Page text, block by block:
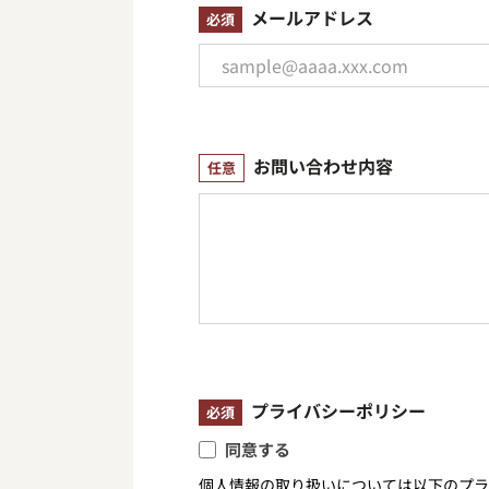
必須 メールアドレス
任意 お問い合わせ内容
必須 プライバシーポリシー
同意する
個人情報の取り扱いについては以下のプ